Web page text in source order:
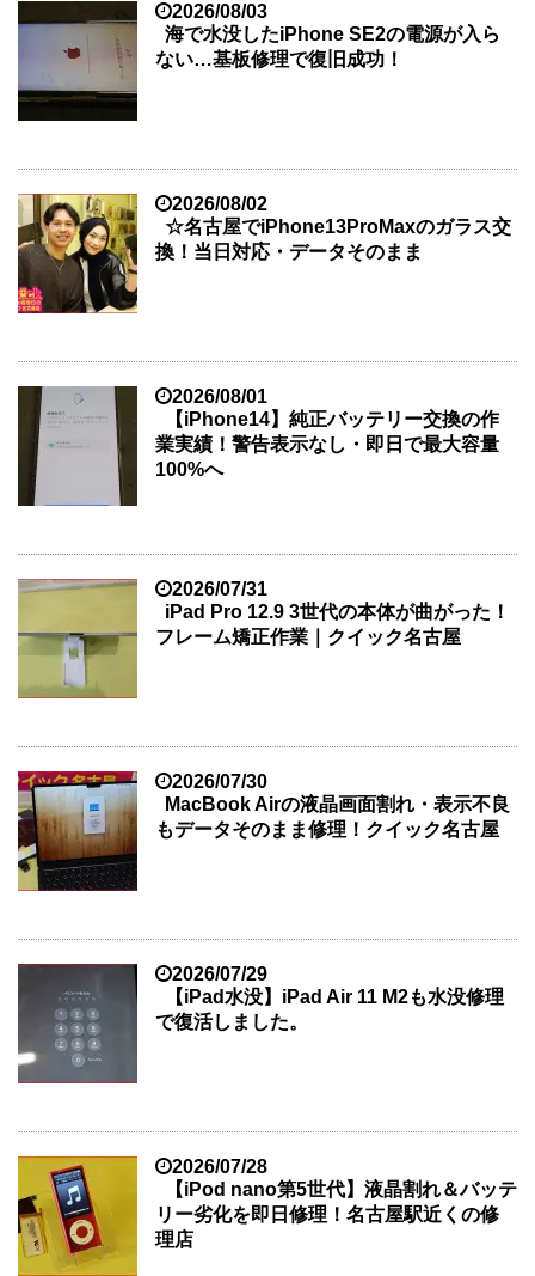
2026/08/03
海で水没したiPhone SE2の電源が入ら
ない…基板修理で復旧成功！
2026/08/02
☆名古屋でiPhone13ProMaxのガラス交
換！当日対応・データそのまま
2026/08/01
【iPhone14】純正バッテリー交換の作
業実績！警告表示なし・即日で最大容量
100%へ
2026/07/31
iPad Pro 12.9 3世代の本体が曲がった！
フレーム矯正作業｜クイック名古屋
2026/07/30
MacBook Airの液晶画面割れ・表示不良
もデータそのまま修理！クイック名古屋
2026/07/29
【iPad水没】iPad Air 11 M2も水没修理
で復活しました。
2026/07/28
【iPod nano第5世代】液晶割れ＆バッテ
リー劣化を即日修理！名古屋駅近くの修
理店